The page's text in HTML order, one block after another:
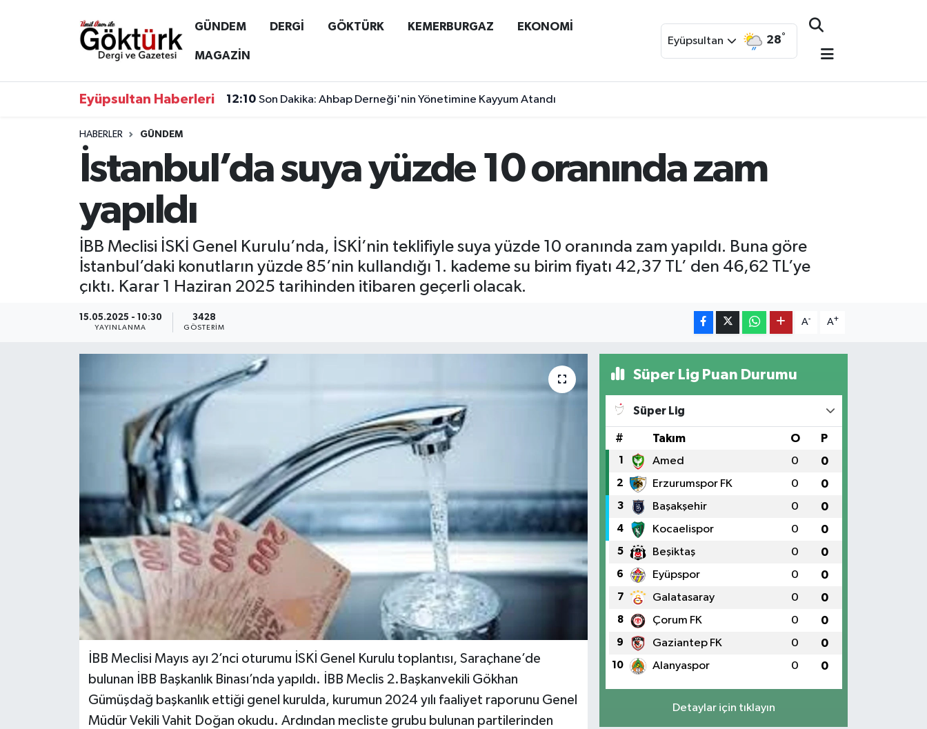
GÜNDEM DERGİ GÖKTÜRK KEMERBURGAZ EKONOMİ
MAGAZİN
Eyüpsultan 28°
Eyüpsultan Haberleri 12:10 Son Dakika: Ahbap Derneği'nin Yönetimine Kayyum Atandı
HABERLER GÜNDEM
İstanbul’da suya yüzde 10 oranında zam
yapıldı
İBB Meclisi İSKİ Genel Kurulu’nda, İSKİ’nin teklifiyle suya yüzde 10 oranında zam yapıldı. Buna göre
İstanbul’daki konutların yüzde 85’nin kullandığı 1. kademe su birim fiyatı 42,37 TL’ den 46,62 TL’ye
çıktı. Karar 1 Haziran 2025 tarihinden itibaren geçerli olacak.
15.05.2025 - 10:30
YAYINLANMA
3428
GÖSTERIM
A- A+
İBB Meclisi Mayıs ayı 2’nci oturumu İSKİ Genel Kurulu toplantısı, Saraçhane’de
bulunan İBB Başkanlık Binası’nda yapıldı. İBB Meclis 2.Başkanvekili Gökhan
Gümüşdağ başkanlık ettiği genel kurulda, kurumun 2024 yılı faaliyet raporunu Genel
Müdür Vekili Vahit Doğan okudu. Ardından mecliste grubu bulunan partilerinden
Süper Lig Puan Durumu
Süper Lig
# Takım O P
1 Amed 0 0
2 Erzurumspor FK 0 0
3 Başakşehir 0 0
4 Kocaelispor 0 0
5 Beşiktaş 0 0
6 Eyüpspor 0 0
7 Galatasaray 0 0
8 Çorum FK 0 0
9 Gaziantep FK 0 0
10 Alanyaspor 0 0
Detaylar için tıklayın
Anne Çocuk
EKONOMİ
GÖKTÜRK
KEMERBURGAZ
TEKNOLOJİ
TİCARET
Eyüpsultan Hava Durumu
Tüm Manşetler
Haber Arşivi